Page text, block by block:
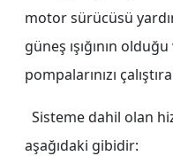
motor sürücüsü
güneş ışığının
pompalarınızı
Sisteme dahil olan
aşağıdaki gibidir: